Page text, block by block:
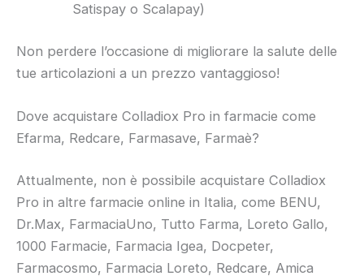
Satispay o Scalapay)
Non perdere l’occasione di migliorare la salute delle
tue articolazioni a un prezzo vantaggioso!
Dove acquistare Colladiox Pro in farmacie come
Efarma, Redcare, Farmasave, Farmaè?
Attualmente, non è possibile acquistare Colladiox
Pro in altre farmacie online in Italia, come BENU,
Dr.Max, FarmaciaUno, Tutto Farma, Loreto Gallo,
1000 Farmacie, Farmacia Igea, Docpeter,
Farmacosmo, Farmacia Loreto, Redcare, Amica